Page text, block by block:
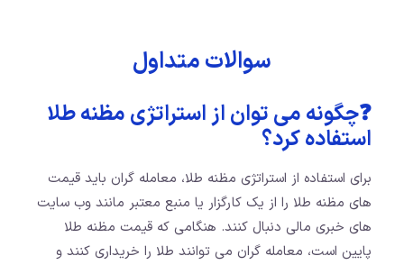
سوالات متداول
❓چگونه می توان از استراتژی مظنه طلا
استفاده کرد؟
برای استفاده از استراتژی مظنه طلا، معامله گران باید قیمت
های مظنه طلا را از یک کارگزار یا منبع معتبر مانند وب سایت
های خبری مالی دنبال کنند. هنگامی که قیمت مظنه طلا
پایین است، معامله گران می توانند طلا را خریداری کنند و